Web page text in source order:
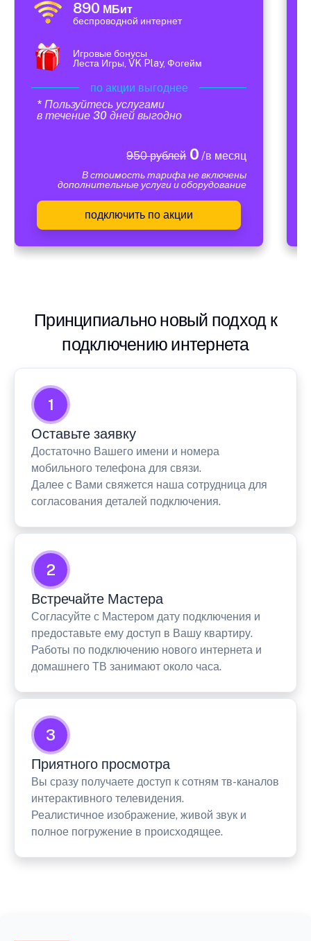
890 МБит
беспроводной интернет
Игровые бонусы
Леста Игры, VK Play, Фогейм
по акции выгоднее
* Пользуйтесь услугами
в течение 30 дней выгодно
950 рублей0 /в месяц
В стоимость тарифа не включены
дополнительные услуги и оборудование
подключить по акции
Принципиально новый подход к
подключению интернета
1
Оставьте заявку
Достаточно Вашего имени и номера
мобильного телефона для связи.
Далее с Вами свяжется наша сотрудница для
согласования деталей подключения.
2
Встречайте Мастера
Согласуйте с Мастером дату подключения и
предоставьте ему доступ в Вашу квартиру.
Работы по подключению нового интернета и
домашнего ТВ занимают около часа.
3
Приятного просмотра
Вы сразу получаете доступ к сотням тв-каналов
интерактивного телевидения.
Реалистичное изображение, живой звук и
полное погружение в происходящее.